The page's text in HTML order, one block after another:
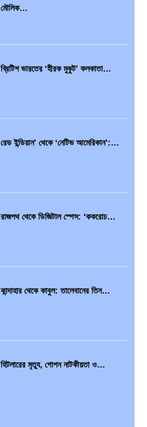
বৈশ্বিক…
মৌলিক…
ব্রিটিশ ভারতের ‘হীরক মুকুট’ কলকাতা…
রেড ইন্ডিয়ান’ থেকে ‘নেটিভ আমেরিকান’:…
রাজপথ থেকে ডিজিটাল স্পেস: ‘ককরোচ…
কান্দাহার থেকে কাবুল: তালেবানের তিন…
হিটলারের মৃত্যু, গোপন নাটকীয়তা ও…